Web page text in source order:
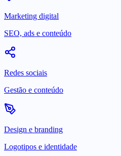
Marketing digital
SEO, ads e conteúdo
Redes sociais
Gestão e conteúdo
Design e branding
Logotipos e identidade